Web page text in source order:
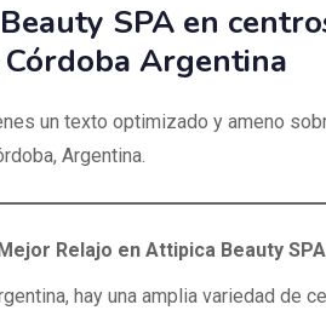
SPA en
Argentina
un texto optimizado y ameno
Argentina.
Relajo en Attipica Beauty SPA
hay una amplia variedad de